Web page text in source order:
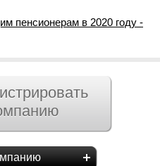
пенсионерам в 2020 году -